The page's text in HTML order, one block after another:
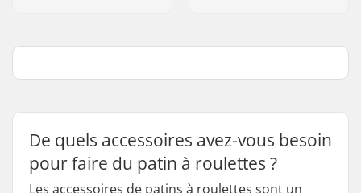
De quels accessoires avez-vous besoin
pour faire du patin à roulettes ?
Les accessoires de patins à roulettes sont un